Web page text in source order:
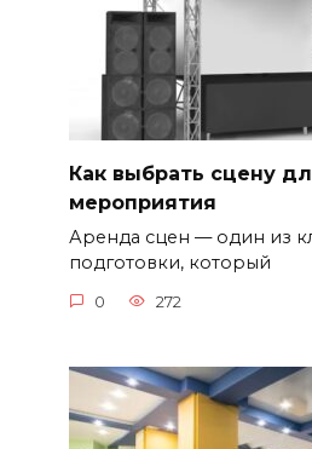
Как выбрать сцену
мероприятия
Аренда сцен — один из
подготовки, который
0 272